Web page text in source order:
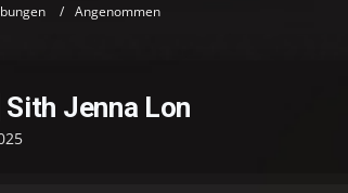
Angenommen
Jenna Lon